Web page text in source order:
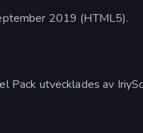
2019 (HTML5).
Pack utvecklades av